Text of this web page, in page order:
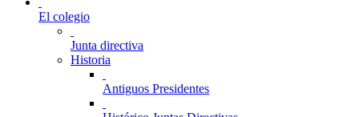
El colegio
Junta directiva
Historia
Antiguos Presidentes